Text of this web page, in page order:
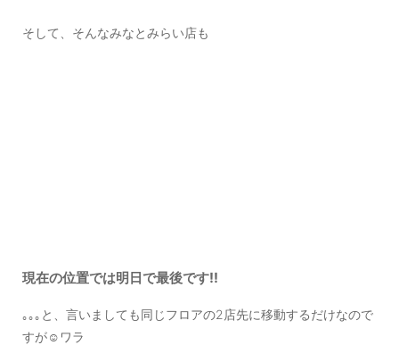
そして、そんなみなとみらい店も
現在の位置では明日で最後です‼️
｡｡｡と、言いましても同じフロアの2店先に移動するだけなので
すが☺️ワラ